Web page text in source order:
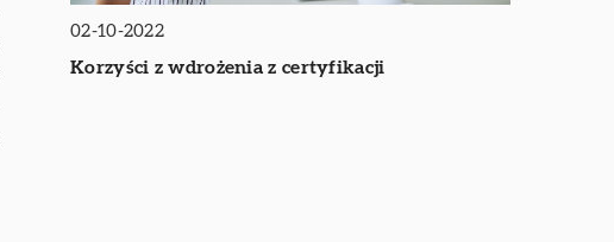
02-10-2022
Korzyści z wdrożenia z certyfikacji